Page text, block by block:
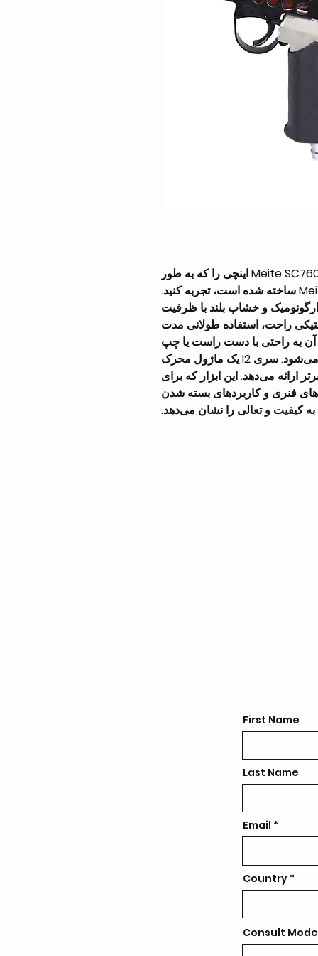
دقت و کارایی تفنگ بادی حلقه‌ای Meite SC760C-I2 1/2 اینچی را که به طور
ماهرانه‌ای توسط رهبران صنعت Meite Tools ساخته شده است، تجربه کنید.
ارگونومیک و خشاب بلند با ظرفیت
راحت، استفاده طولانی مدت
به راحتی با دست راست یا چپ
قابل تنظیم است و با نیازهای شما سازگار می‌شود. سری I2 یک ماژول محرک
ارائه می‌دهد. این ابزار که برای
فنری و کاربردهای بسته شدن
First Name
Last Name
Email
Country
Consult